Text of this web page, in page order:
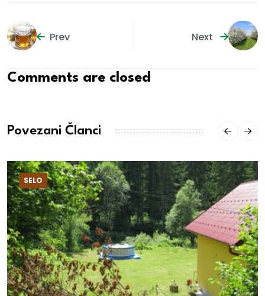
Prev Next
Comments are closed
Povezani Članci
SELO